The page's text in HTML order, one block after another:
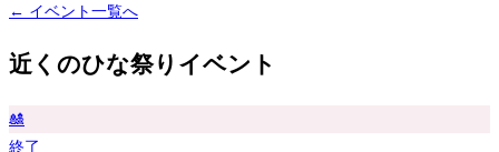
← イベント一覧へ
近くのひな祭りイベント
🎎
終了